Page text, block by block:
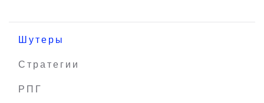
Шутеры
Стратегии
РПГ